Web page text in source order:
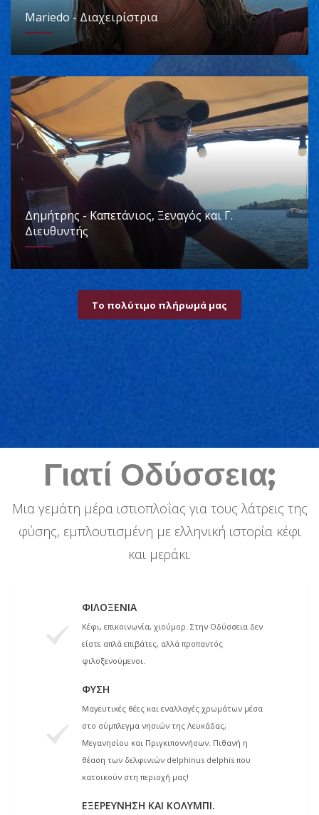
Mariedo - Διαχειρίστρια
Δημήτρης - Καπετάνιος, Ξεναγός και Γ.
Διευθυντής
Το πολύτιμο πλήρωμά μας
Γιατί Οδύσσεια;
Μια γεμάτη μέρα ιστιοπλοΐας για τους λάτρεις της
φύσης, εμπλουτισμένη με ελληνική ιστορία κέφι
και μεράκι.
ΦΙΛΟΞΕΝΊΑ
Κέφι, επικοινωνία, χιούμορ. Στην Οδύσσεια δεν
είστε απλά επιβάτες, αλλά προπαντός
φιλοξενούμενοι.
ΦΎΣΗ
Μαγευτικές θέες και εναλλαγές χρωμάτων μέσα
στο σύμπλεγμα νησιών της Λευκάδας,
Μεγανησίου και Πριγκιποννήσων. Πιθανή η
θέαση των δελφινιών delphinus delphis που
κατοικούν στη περιοχή μας!
ΕΞΕΡΕΎΝΗΣΗ ΚΑΙ ΚΟΛΎΜΠΙ.